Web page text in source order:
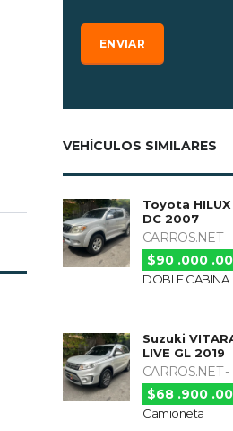
VEHÍCULOS SIMILARES
Toyota HILUX
DC 2007
CARROS.NET -
$90 .000
DOBLE CABINA
Suzuki
LIVE GL 2019
CARROS.NET -
$68 .900
Camioneta